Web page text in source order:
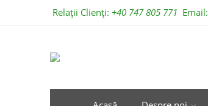
Relații Clienți: +40 747 805 771 Email: